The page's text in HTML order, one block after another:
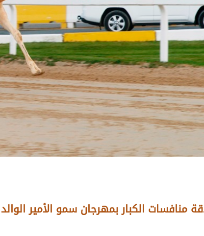
منافسات الكبار بمهرجان سمو الأمير الوالد